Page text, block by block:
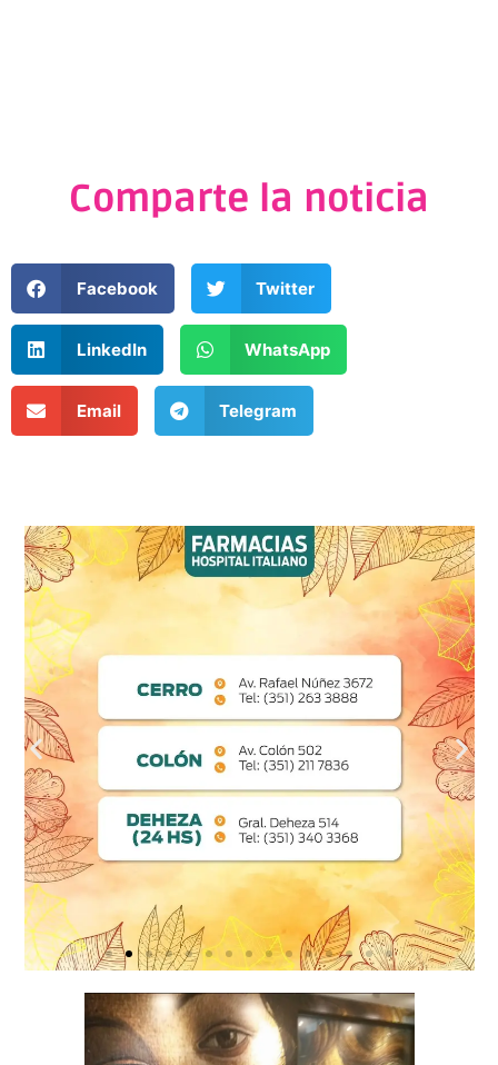
Comparte la noticia
Facebook Twitter
LinkedIn WhatsApp
Email Telegram